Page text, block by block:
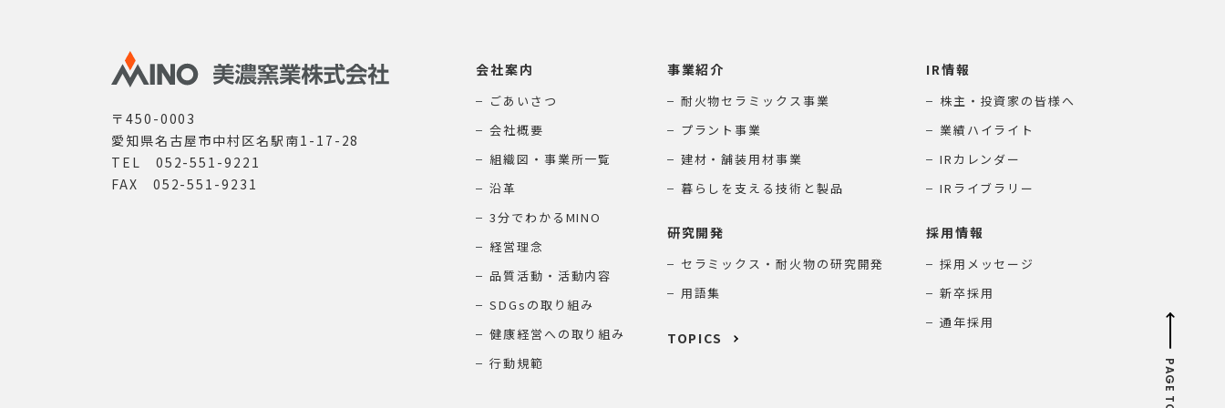
PAGE TOP
〒450-0003
愛知県名古屋市中村区名駅南1-17-28
TEL 052-551-9221
FAX 052-551-9231
会社案内
ごあいさつ
会社概要
組織図・事業所一覧
沿革
3分でわかるMINO
経営理念
品質活動・活動内容
SDGsの取り組み
健康経営への取り組み
行動規範
事業紹介
耐火物セラミックス事業
プラント事業
建材・舗装用材事業
暮らしを支える技術と製品
研究開発
セラミックス・耐火物の研究開発
用語集
TOPICS
IR情報
株主・投資家の皆様へ
業績ハイライト
IRカレンダー
IRライブラリー
採用情報
採用メッセージ
新卒採用
通年採用